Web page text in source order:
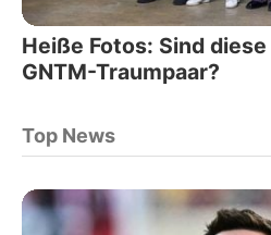
Heiße Fotos: Sind
GNTM-Traumpaar?
Top News